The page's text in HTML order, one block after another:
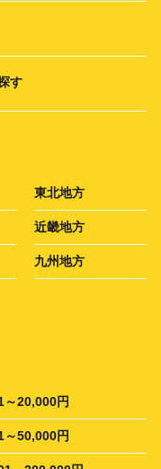
す
東北地方
近畿地方
九州地方
～20,000円
～50,000円